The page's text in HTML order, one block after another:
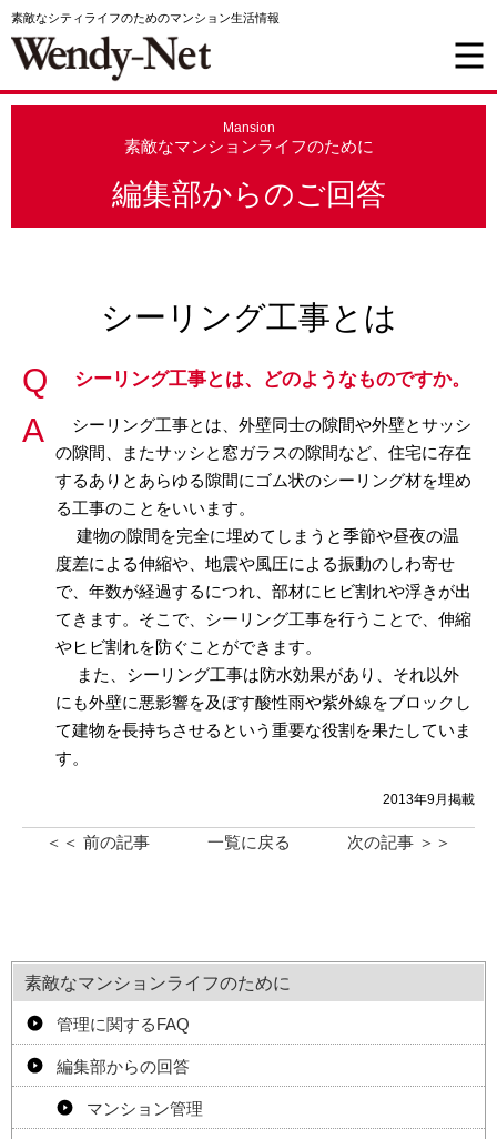
素敵なシティライフのためのマンション生活情報
Mansion
素敵なマンションライフのために
編集部からのご回答
シーリング工事とは
シーリング工事とは、どのようなものですか。
シーリング工事とは、外壁同士の隙間や外壁とサッシ
の隙間、またサッシと窓ガラスの隙間など、住宅に存在
するありとあらゆる隙間にゴム状のシーリング材を埋め
る工事のことをいいます。
建物の隙間を完全に埋めてしまうと季節や昼夜の温
度差による伸縮や、地震や風圧による振動のしわ寄せ
で、年数が経過するにつれ、部材にヒビ割れや浮きが出
てきます。そこで、シーリング工事を行うことで、伸縮
やヒビ割れを防ぐことができます。
また、シーリング工事は防水効果があり、それ以外
にも外壁に悪影響を及ぼす酸性雨や紫外線をブロックし
て建物を長持ちさせるという重要な役割を果たしていま
す。
2013年9月掲載
＜＜ 前の記事 一覧に戻る 次の記事 ＞＞
素敵なマンションライフのために
管理に関するFAQ
編集部からの回答
マンション管理